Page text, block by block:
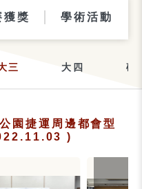
獲獎 學術活動
三 大四 碩
園捷運周邊都會型
)